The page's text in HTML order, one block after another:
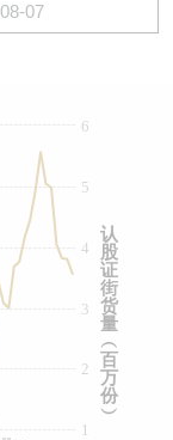
1
2
3
4
5
6
认
股
证
街
货
量
︵
百
万
份
︶